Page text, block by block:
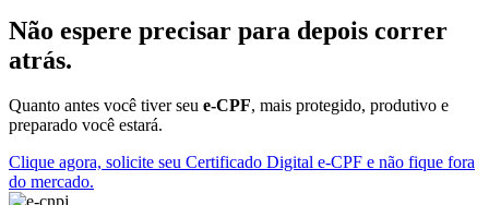
Não espere precisar para depois correr
atrás.
Quanto antes você tiver seu e-CPF, mais protegido, produtivo e
preparado você estará.
Clique agora, solicite seu Certificado Digital e-CPF e não fique fora
do mercado.